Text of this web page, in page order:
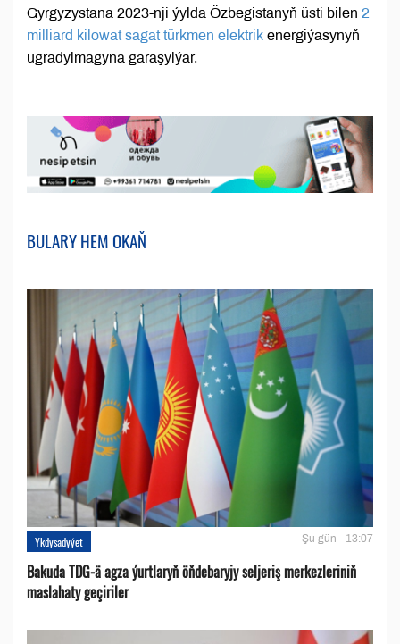
Gyrgyzystana 2023-nji ýylda Özbegistanyň üsti bilen 2
milliard kilowat sagat türkmen elektrik energiýasynyň
ugradylmagyna garaşylýar.
BULARY HEM OKAŇ
Ykdysadyýet Şu gün - 13:07
Bakuda TDG-ä agza ýurtlaryň öňdebaryjy seljeriş merkezleriniň
maslahaty geçiriler